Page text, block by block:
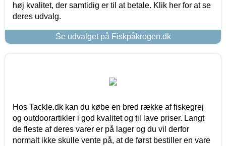
høj kvalitet, der samtidig er til at betale. Klik her for at se
deres udvalg.
Se udvalget på Fiskpåkrogen.dk
Hos Tackle.dk kan du købe en bred række af fiskegrej
og outdoorartikler i god kvalitet og til lave priser. Langt
de fleste af deres varer er på lager og du vil derfor
normalt ikke skulle vente på, at de først bestiller en vare